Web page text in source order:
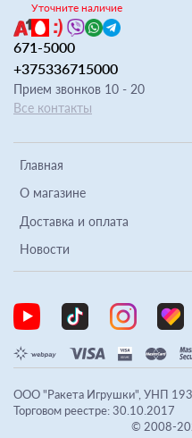
Главная
О магазине
Доставка и оплата
Новости
Уточните наличие
671-5000
+375336715000
Прием звонков 10 - 20
Все контакты
ООО "Ракета Игрушки", УНП
Торговом реестре: 30.10.2017
© 2008-